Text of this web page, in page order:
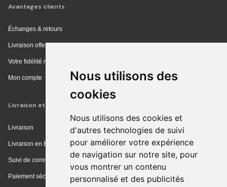
Nous utilisons des
cookies
Nous utilisons des cookies et
d'autres technologies de suivi
pour améliorer votre expérience
de navigation sur notre site, pour
vous montrer un contenu
personnalisé et des publicités
Avantages clients
Échanges & retours
Livraison offerte en magasin
Votre fidélité récompensée
Mon compte
Livraison et achat
Livraison
Livraison en Europe
Suivi de commande
Paiement sécurisé